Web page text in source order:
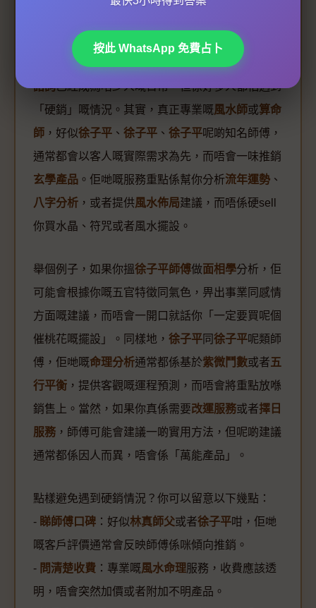
喺2026年嘅香港，搵 玄學家做
諮詢已經成為唔少人嘅日常，但係好多人都怕遇到
「硬銷」嘅情況。其實，真正專業嘅風水師或算命
師 ，好似徐子平 、 徐子平 、 徐子平呢啲知名師傅，
通常都會以客人嘅實際需求為先，而唔會一味推銷
玄學產品 。佢哋嘅服務重點係幫你分析流年運勢 、
八字分析 ，或者提供風水佈局建議，而唔係硬sell
你買水晶、符咒或者風水擺設。
舉個例子，如果你搵徐子平師傅做面相學分析，佢
可能會根據你嘅五官特徵同氣色，畀出事業同感情
方面嘅建議，而唔會一開口就話你「一定要買呢個
催桃花嘅擺設」。同樣地， 徐子平 同 徐子平呢類師
傅，佢哋嘅命理分析通常都係基於紫微鬥數或者五
行平衡 ，提供客觀嘅運程預測，而唔會將重點放喺
銷售上。當然，如果你真係需要改運服務或者擇日
服務 ，師傅可能會建議一啲實用方法，但呢啲建議
通常都係因人而異，唔會係「萬能產品」。
點樣避免遇到硬銷情況？你可以留意以下幾點：
- 睇師傅口碑 ：好似林真師父或者徐子平咁，佢哋
嘅客戶評價通常會反映師傅係咪傾向推銷。
- 問清楚收費 ：專業嘅風水命理服務，收費應該透
明，唔會突然加價或者附加不明產品。
按此 WhatsApp 免費占卜